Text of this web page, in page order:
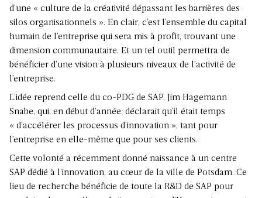
d’une « culture de la créativité dépassant les barrières des
silos organisationnels ». En clair, c’est l’ensemble du capital
humain de l’entreprise qui sera mis à profit, trouvant une
dimension communautaire. Et un tel outil permettra de
bénéficier d’une vision à plusieurs niveaux de l’activité de
l’entreprise.
L’idée reprend celle du co-PDG de SAP, Jim Hagemann
Snabe, qui, en début d’année, déclarait qu’il était temps
« d’accélérer les processus d’innovation », tant pour
l’entreprise en elle-même que pour ses clients.
Cette volonté a récemment donné naissance à un centre
SAP dédié à l’innovation, au cœur de la ville de Potsdam. Ce
lieu de recherche bénéficie de toute la R&D de SAP pour